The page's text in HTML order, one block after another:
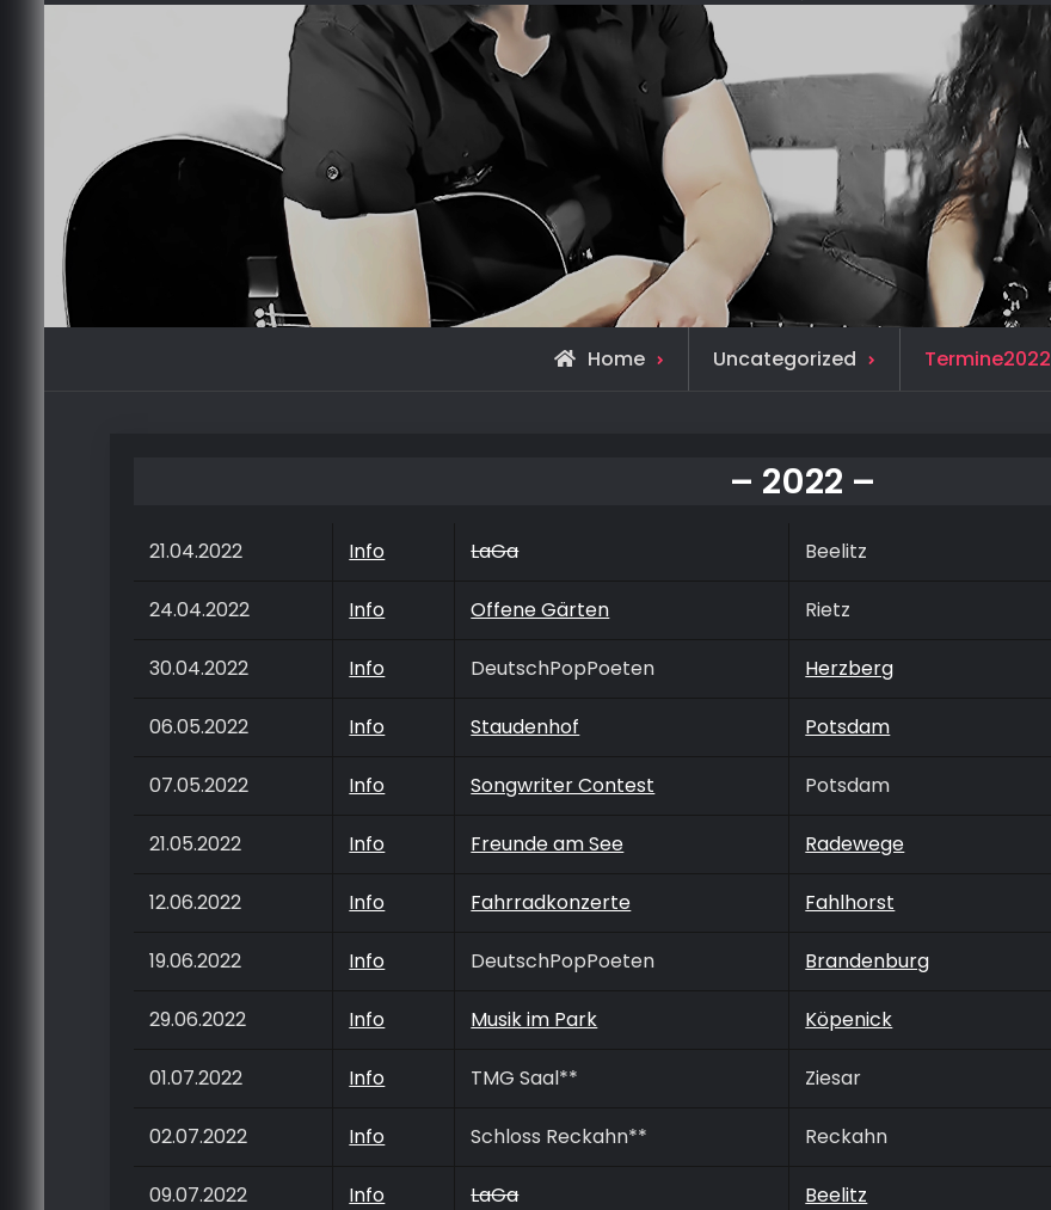
Home Uncategorized Termine2022
– 2022 –
21.04.2022 Info LaGa Beelitz
24.04.2022 Info Offene Gärten Rietz
30.04.2022 Info DeutschPopPoeten Herzberg
06.05.2022 Info Staudenhof Potsdam
07.05.2022 Info Songwriter Contest Potsdam
21.05.2022 Info Freunde am See Radewege
12.06.2022 Info Fahrradkonzerte Fahlhorst
19.06.2022 Info DeutschPopPoeten Brandenburg
29.06.2022 Info Musik im Park Köpenick
01.07.2022 Info TMG Saal** Ziesar
02.07.2022 Info Schloss Reckahn** Reckahn
09.07.2022 Info LaGa Beelitz